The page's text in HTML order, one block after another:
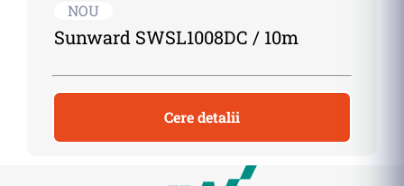
NOU
Sunward SWSL1008DC / 10m
Cere detalii